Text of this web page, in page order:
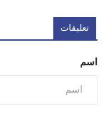
تعليقات
اسم